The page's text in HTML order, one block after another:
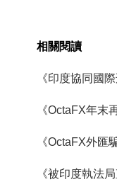
相關閱讀
《印度協同國
《OctaFX年末
《OctaFX外匯
《被印度執法